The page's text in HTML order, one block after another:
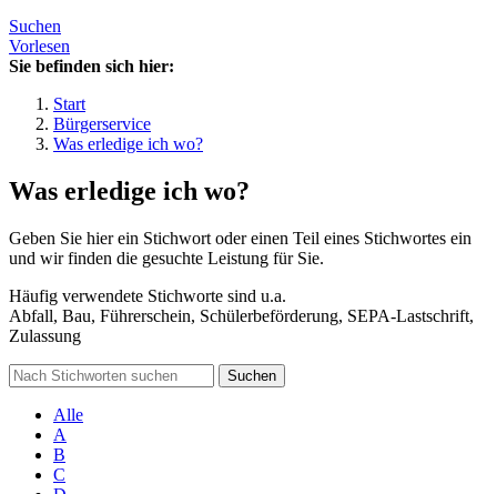
Suchen
Vorlesen
Sie befinden sich hier:
Start
Bürgerservice
Was erledige ich wo?
Was erledige ich wo?
Geben Sie hier ein Stichwort oder einen Teil eines Stichwortes ein
und wir finden die gesuchte Leistung für Sie.
Häufig verwendete Stichworte sind u.a.
Abfall, Bau, Führerschein, Schülerbeförderung, SEPA-Lastschrift,
Zulassung
Suchen
Alle
A
B
C